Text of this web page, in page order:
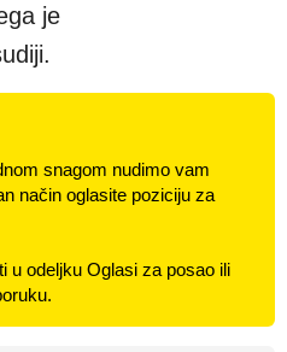
je
snagom nudimo vam
način oglasite poziciju za
u odeljku Oglasi za posao ili